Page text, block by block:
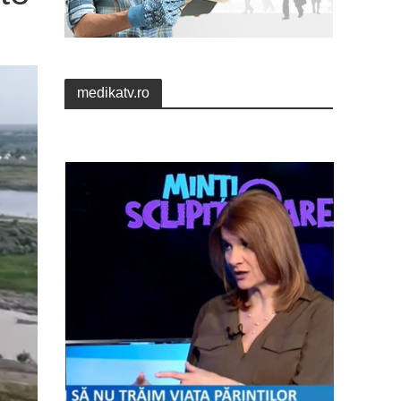
medikatv.ro